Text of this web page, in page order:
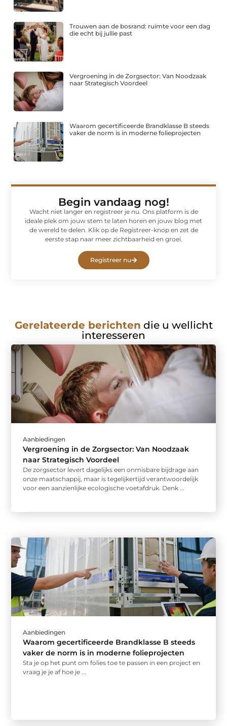
Trouwen aan de bosrand: ruimte voor een dag
die echt bij jullie past
Vergroening in de Zorgsector: Van Noodzaak
naar Strategisch Voordeel
Waarom gecertificeerde Brandklasse B steeds
vaker de norm is in moderne folieprojecten
Begin vandaag nog!
Wacht niet langer en registreer je nu. Ons platform is de
ideale plek om jouw stem te laten horen en jouw blog met
de wereld te delen. Klik op de Registreer-knop en zet de
eerste stap naar meer zichtbaarheid en groei.
Registreer nu
Gerelateerde berichten die u wellicht
interesseren
Aanbiedingen
Vergroening in de Zorgsector: Van Noodzaak
naar Strategisch Voordeel
De zorgsector levert dagelijks een onmisbare bijdrage aan
onze maatschappij, maar is tegelijkertijd verantwoordelijk
voor een aanzienlijke ecologische voetafdruk. Denk ...
Aanbiedingen
Waarom gecertificeerde Brandklasse B steeds
vaker de norm is in moderne folieprojecten
Sta je op het punt om folies toe te passen in een project en
vraag je je af hoe je ...